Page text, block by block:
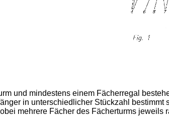
und mindestens einem Fächerregal
in unterschiedlicher Stückzahl
mehrere Fächer des Fächerturms